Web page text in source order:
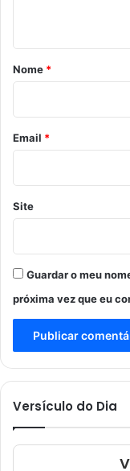
r
o
*
Nome *
Email *
Site
Guardar o meu
próxima vez que eu
Versículo do Dia